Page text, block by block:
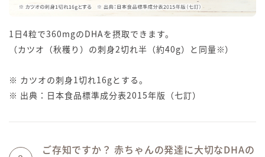
1日4粒で360mgのDHAを摂取できます。
（カツオ（秋穫り）の刺身2切れ半（約40g）と同量※）
※ カツオの刺身1切れ16gとする。
※ 出典：日本食品標準成分表2015年版（七訂）
ご存知ですか？ 赤ちゃんの発達に大切なDHAの